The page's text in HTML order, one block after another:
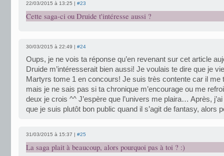
22/03/2015 à 13:25 | #23
Cette saga-ci ou Druide t'intéresse aussi ?
30/03/2015 à 22:49 | #24
Oups, je ne vois ta réponse qu’en revenant sur cet article
Druide m’intéresserait bien aussi! Je voulais te dire que je
Martyrs tome 1 en concours! Je suis très contente car il me
mais je ne sais pas si ta chronique m’encourage ou me
deux je crois ^^ J’espère que l’univers me plaira… Après, j’ai
que je suis plutôt bon public quand il s’agit de fantasy, alors
31/03/2015 à 15:37 | #25
La saga plait à beaucoup, alors pourquoi pas à toi ? :)